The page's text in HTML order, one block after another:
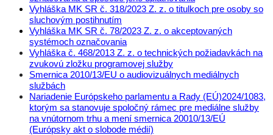
Vyhláška MK SR č. 318/2023 Z. z. o titulkoch pre osoby so
sluchovým postihnutím
Vyhláška MK SR č. 78/2023 Z. z. o akceptovaných
systémoch označovania
Vyhláška č. 468/2013 Z. z. o technických požiadavkách na
zvukovú zložku programovej služby
Smernica 2010/13/EU o audiovizuálnych mediálnych
službách
Nariadenie Európskeho parlamentu a Rady (EÚ)2024/1083,
ktorým sa stanovuje spoločný rámec pre mediálne služby
na vnútornom trhu a mení smernica 20010/13/EÚ
(Európsky akt o slobode médií)